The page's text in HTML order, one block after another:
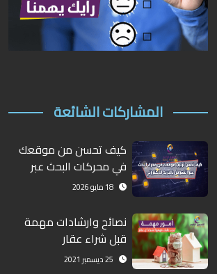
المشاركات الشائعة
كيف تحسن من موقعك
في محركات البحث عبر
التسويق الإلكتروني؟
18 مايو 2026
نصائح وارشادات مهمة
قبل شراء عقار
25 ديسمبر 2021